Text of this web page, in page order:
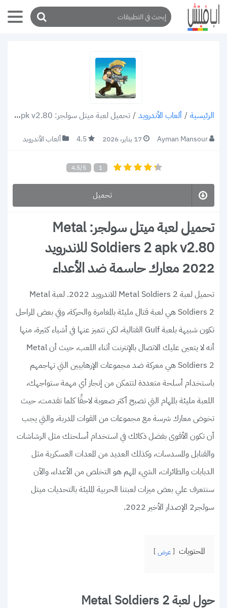
الرئيسية / ألعاب الأندرويد / تحميل لعبة ميتل سولجر: Metal Soldiers 2 apk v2.80 للاندرويد 2022 معارك حاسمة ضد الأعداء
Ayman Mansour 17 يناير، 2026 4.5 ألعاب الأندرويد
4.5/5 1
تحميل
تحميل لعبة ميتل سولجر: Metal
Soldiers 2 apk v2.80 للاندرويد
2022 معارك حاسمة ضد الأعداء
تحميل لعبة Metal Soldiers 2 للاندرويد 2022. لعبة Metal
Soldiers 2 هي لعبة قتال مليئة بالمغامرة والحركة، وفي بعض المراحل
تكون شبيهة بلعبة Gulf القتالية، لكن تتميز عنها في أشياء كثيرة، منها
أنه لا يتعين عليك الاتصال بالإنترنت أثناء اللعب، حيث أن Metal
Soldiers 2 هي معركة ضد مجموعات الإرهابيين التي تهاجمهم
باستخدام أسلحة متعددة لتتمكن من إنجاز أي مهمة ستواجهك،
اللعبة مليئة بالمهام التي تصبح أكثر صعوبة لاحقًا كلما تقدمت، حيث
تخوض معارك شرسة مع مجموعات من القوات المدربة، والتي يجب
أن تكون الأقوى بفضل ذكائك في استخدام أسلحتك مثل الرشاشات
والقنابل والمسدسات، وكذلك العديد من المعدات العسكرية مثل
الدبابات والطائرات، الشيء المهم هو التخلص من الأعداء، والآن
سنتعرف علي بعض ميزات لعبتنا الحربية المليئة بالتحديات ميتل
سولجر2 الإصدار الأخير 2022.
المحتويات عرض
حول لعبة Metal Soldiers 2